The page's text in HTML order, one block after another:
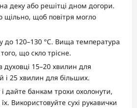
деку або решітці дном догори.
щільно, щоб повітря могло
до 120–130 °C. Вища температура
що скло трісне.
15–20 хвилин для
і 25 хвилин для більших.
дайте банкам трохи охолонути,
Використовуйте сухі рукавички